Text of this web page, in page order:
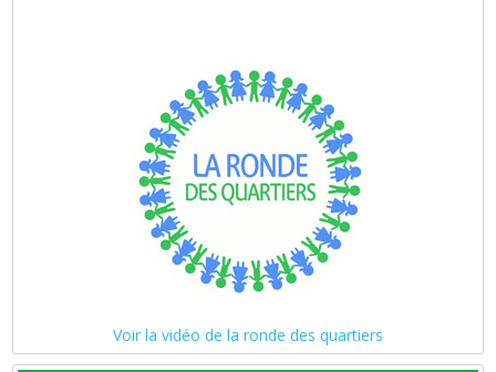
Voir la vidéo de la ronde des quartiers